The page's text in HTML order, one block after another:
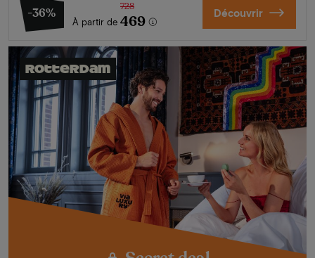
-36%
À partir de
728
469 Découvrir
Rotterdam